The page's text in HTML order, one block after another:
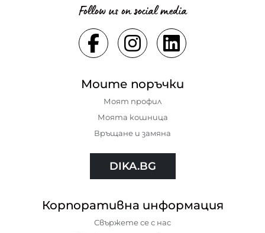
Follow us on social media
Моите поръчки
Моят профил
Моята кошница
Връщане и замяна
DIKA.BG
Корпоративна информация
Свържете се с нас